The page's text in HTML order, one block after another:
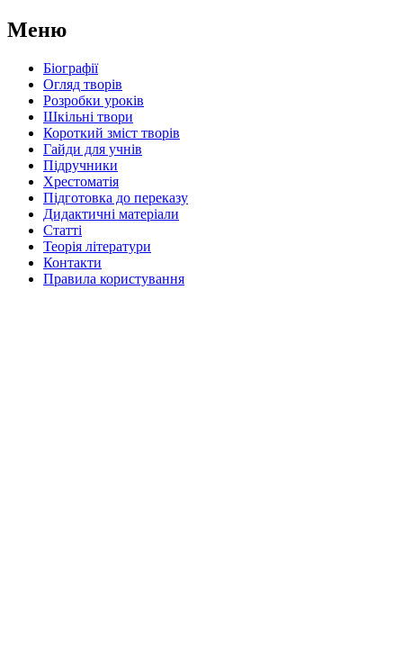
Меню
Біографії
Огляд творів
Розробки уроків
Шкільні твори
Короткий зміст творів
Гайди для учнів
Підручники
Хрестоматія
Підготовка до переказу
Дидактичні матеріали
Статті
Теорія літератури
Контакти
Правила користування